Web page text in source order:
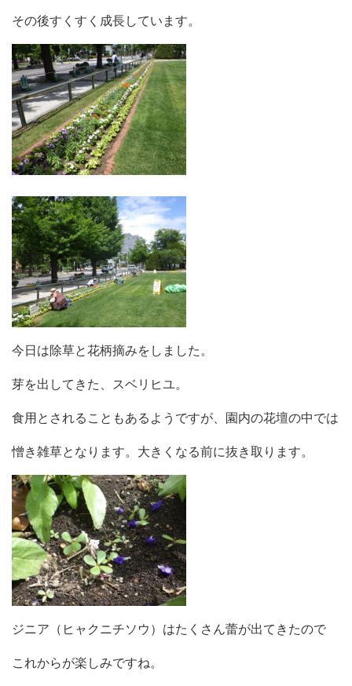
その後すくすく成長しています。
今日は除草と花柄摘みをしました。
芽を出してきた、スベリヒユ。
食用とされることもあるようですが、園内の花壇の中では
憎き雑草となります。大きくなる前に抜き取ります。
ジニア（ヒャクニチソウ）はたくさん蕾が出てきたので
これからが楽しみですね。